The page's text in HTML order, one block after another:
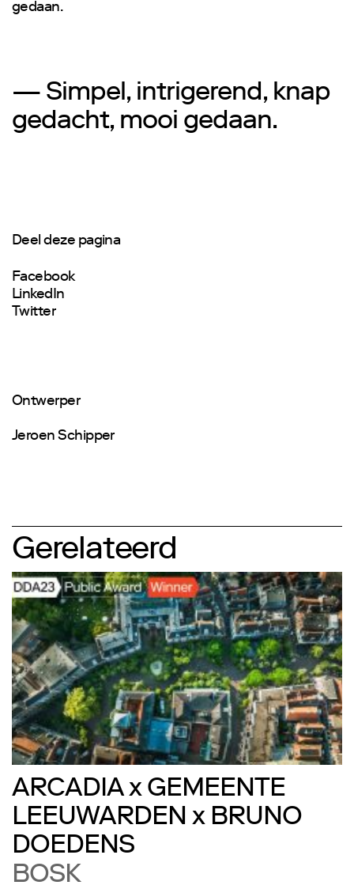
gedaan.
— Simpel, intrigerend, knap
gedacht, mooi gedaan.
Deel deze pagina
Facebook
LinkedIn
Twitter
Ontwerper
Jeroen Schipper
Gerelateerd
ARCADIA x GEMEENTE
LEEUWARDEN x BRUNO
DOEDENS
BOSK